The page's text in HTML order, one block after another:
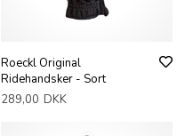
Roeckl Original
Ridehandsker - Sort
289,00 DKK